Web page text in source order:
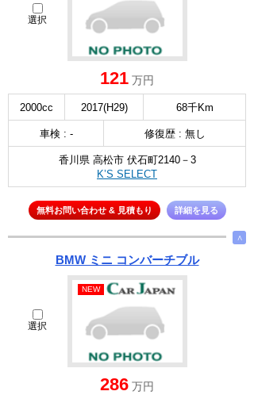
選択
121 万円
2000cc 2017(H29) 68千Km
車検 : - 修復歴 : 無し
香川県 高松市 伏石町2140－3
K’S SELECT
無料お問い合わせ & 見積もり 詳細を見る
∧
BMW ミニ コンバーチブル
選択
NEW
286 万円